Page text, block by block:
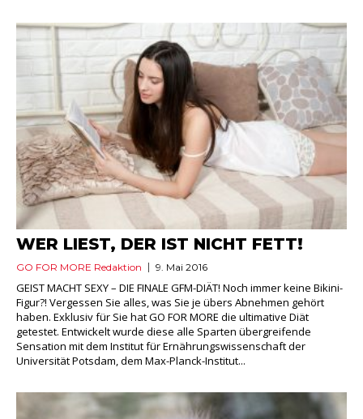
WER LIEST, DER IST NICHT FETT!
GO FOR MORE Redaktion 9. Mai 2016
GEIST MACHT SEXY – DIE FINALE GFM-DIÄT! Noch immer keine Bikini-
Figur?! Vergessen Sie alles, was Sie je übers Abnehmen gehört
haben. Exklusiv für Sie hat GO FOR MORE die ultimative Diät
getestet. Entwickelt wurde diese alle Sparten übergreifende
Sensation mit dem Institut für Ernährungswissenschaft der
Universität Potsdam, dem Max-Planck-Institut...